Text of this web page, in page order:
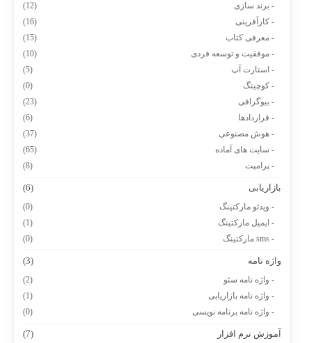
- برند سازی
(12)
- کارآفرینی
(16)
- معرفی کتاب
(15)
- موفقیت و توسعه فردی
(10)
- استارت آپ
(5)
- کوچینگ
(0)
- بیوگرافی
(23)
- قراردادها
(6)
- هوش مصنوعی
(37)
- سایت های آماده
(65)
- پرامپت
(8)
بازاریابی (6)
- ویدئو مارکتینگ
(0)
- ایمیل مارکتینگ
(1)
- sms مارکتینگ
(0)
واژه نامه (3)
- واژه نامه سئو
(2)
- واژه نامه بازاریابی
(1)
- واژه نامه برنامه نویسی
(0)
آموزش نرم افزار (7)